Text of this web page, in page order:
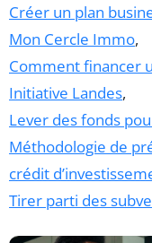
Créer un plan
Mon Cercle Immo,
Comment financer
Initiative Landes,
Lever des fonds
Méthodologie de
crédit
Tirer parti des